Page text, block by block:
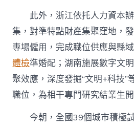
此外，浙江依托人力資本
集，對準特點財產集聚窪地，
專場僱用，完成職位供應與縣
體檢準婚配；湖南施展數字文
聚效應，深度發掘“文明+科技”
職位，為相干專門研究結業生
今朝，全國39個城市積極